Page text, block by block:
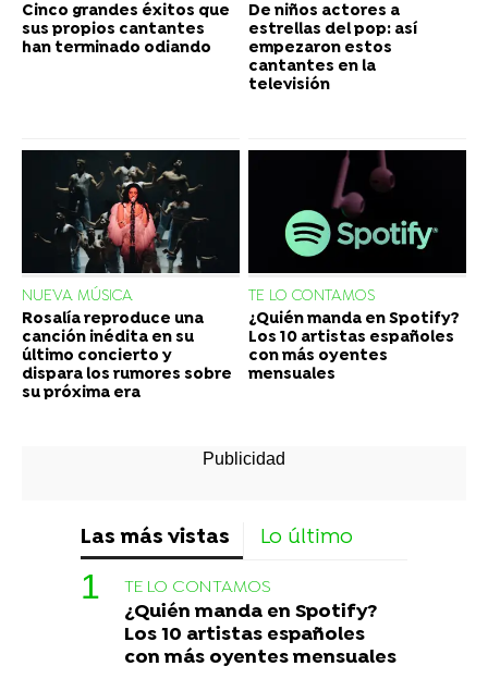
Cinco grandes éxitos que
sus propios cantantes
han terminado odiando
De niños actores a
estrellas del pop: así
empezaron estos
cantantes en la
televisión
NUEVA MÚSICA
Rosalía reproduce una
canción inédita en su
último concierto y
dispara los rumores sobre
su próxima era
TE LO CONTAMOS
¿Quién manda en Spotify?
Los 10 artistas españoles
con más oyentes
mensuales
Las más vistas Lo último
TE LO CONTAMOS
¿Quién manda en Spotify?
Los 10 artistas españoles
con más oyentes mensuales